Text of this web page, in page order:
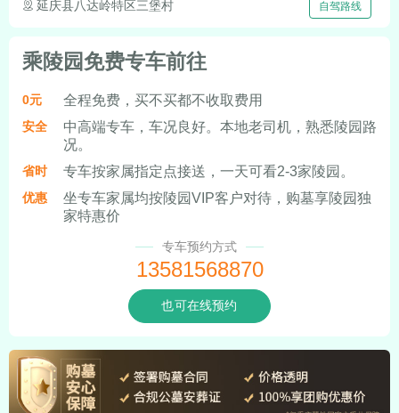
延庆县八达岭特区三堡村 自驾路线
乘陵园免费专车前往
0元 全程免费，买不买都不收取费用
安全
中高端专车，车况良好。本地老司机，熟悉陵园路
况。
省时 专车按家属指定点接送，一天可看2-3家陵园。
优惠
坐专车家属均按陵园VIP客户对待，购墓享陵园独
家特惠价
专车预约方式
13581568870
也可在线预约